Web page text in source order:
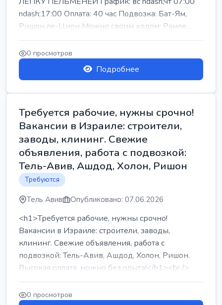
ndash;17:00 Оплата: 40 час Подвозка: Бат-Ям,
Ришон ле-Цион Можно своим ходом: Рамле...
0 просмотров
Подробнее
Требуется рабочие, нужны срочно!
Вакансии в Израиле: строители,
заводы, клининг. Свежие
объявления, работа с подвозкой:
Тель-Авив, Ашдод, Холон, Ришон
Требуются
Тель Авив Опубликовано: 07.06.2026
<h1>Требуется рабочие, нужны срочно!
Вакансии в Израиле: строители, заводы,
клининг. Свежие объявления, работа с
подвозкой: Тель-Авив, Ашдод, Холон, Ришон.
Высокая оплата, можно без опыта!</h1><br />
...
0 просмотров